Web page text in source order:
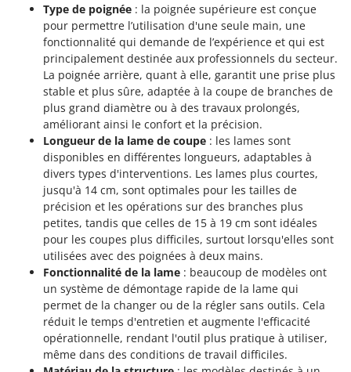
Tellarini Pompe
Telwin
Tenco
Tineco
Titania
Tornado
Tre Spade
Trev - Abrek - TecnoVIR
Trotec
Troy-Bilt
Udor
Unger
Verdemax
Vesco
Type de poignée : la poignée supérieure est conçue
pour permettre l’utilisation d'une seule main, une
fonctionnalité qui demande de l’expérience et qui est
principalement destinée aux professionnels du secteur.
La poignée arrière, quant à elle, garantit une prise plus
stable et plus sûre, adaptée à la coupe de branches de
plus grand diamètre ou à des travaux prolongés,
améliorant ainsi le confort et la précision.
Longueur de la lame de coupe : les lames sont
disponibles en différentes longueurs, adaptables à
divers types d'interventions. Les lames plus courtes,
jusqu'à 14 cm, sont optimales pour les tailles de
précision et les opérations sur des branches plus
petites, tandis que celles de 15 à 19 cm sont idéales
pour les coupes plus difficiles, surtout lorsqu'elles sont
utilisées avec des poignées à deux mains.
Fonctionnalité de la lame : beaucoup de modèles ont
un système de démontage rapide de la lame qui
permet de la changer ou de la régler sans outils. Cela
réduit le temps d'entretien et augmente l'efficacité
opérationnelle, rendant l'outil plus pratique à utiliser,
même dans des conditions de travail difficiles.